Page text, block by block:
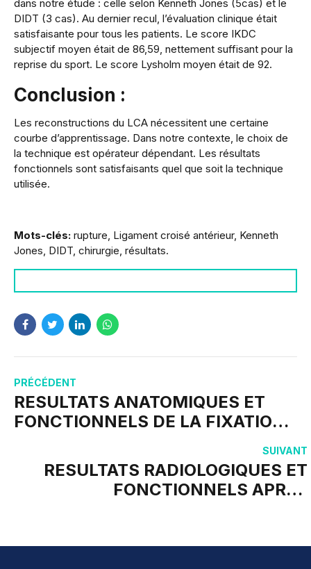
dans notre étude : celle selon Kenneth Jones (5cas) et le
DIDT (3 cas). Au dernier recul, l’évaluation clinique était
satisfaisante pour tous les patients. Le score IKDC
subjectif moyen était de 86,59, nettement suffisant pour la
reprise du sport. Le score Lysholm moyen était de 92.
Conclusion :
Les reconstructions du LCA nécessitent une certaine
courbe d’apprentissage. Dans notre contexte, le choix de
la technique est opérateur dépendant. Les résultats
fonctionnels sont satisfaisants quel que soit la technique
utilisée.
Mots-clés: rupture, Ligament croisé antérieur, Kenneth
Jones, DIDT, chirurgie, résultats.
PRÉCÉDENT
RESULTATS ANATOMIQUES ET
FONCTIONNELS DE LA FIXATION
ILIZAROV DES FRACTURES DES
PLATEAUX TIBIAUX A PROPOS DE
SUIVANT
RESULTATS RADIOLOGIQUES ET
FONCTIONNELS APRES